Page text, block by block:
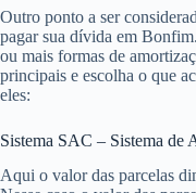
Outro ponto a ser
pagar sua dívida em
ou mais formas de
principais e escolha o que
eles:
Sistema SAC – Sistema de
Aqui o valor das parcelas